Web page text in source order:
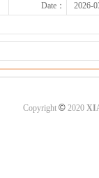
Date：
2026-
Copyright ©2020